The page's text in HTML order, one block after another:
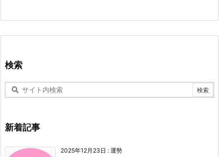
検索
新着記事
2025年12月23日 : 運勢